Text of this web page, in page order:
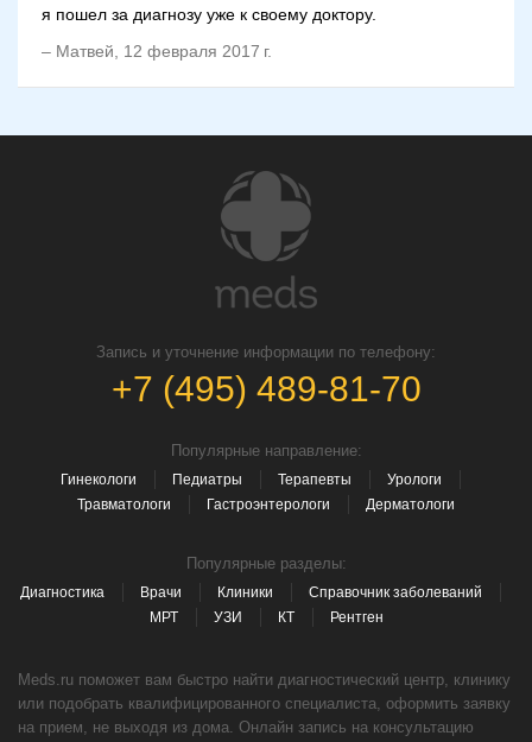
я пошел за диагнозу уже к своему доктору.
– Матвей, 12 февраля 2017 г.
Запись и уточнение информации по телефону:
+7 (495) 489-81-70
Популярные направление:
Гинекологи Педиатры Терапевты
Урологи
Травматологи
Гастроэнтерологи Дерматологи
Популярные разделы:
Диагностика Врачи Клиники
Справочник заболеваний
МРТ
УЗИ КТ Рентген
Meds.ru поможет вам быстро найти диагностический центр, клинику
или подобрать квалифицированного специалиста, оформить заявку
на прием, не выходя из дома. Онлайн запись на консультацию